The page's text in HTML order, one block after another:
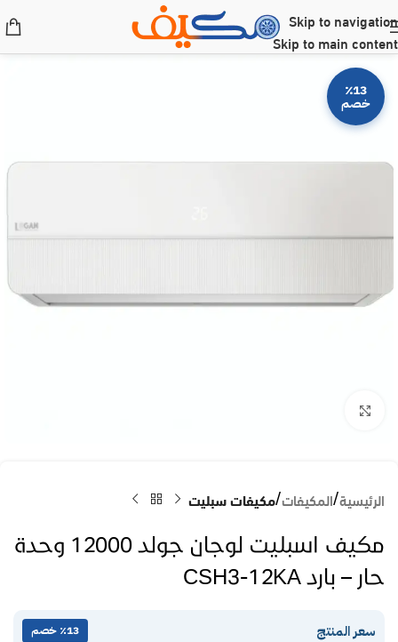
Skip to navigation
Skip to main content
٪13
خصم
الرئيسية المكيفات مكيفات سبليت
مكيف اسبليت لوجان جولد 12000 وحدة
حار – بارد CSH3-12KA
سعر المنتج ٪13 خصم